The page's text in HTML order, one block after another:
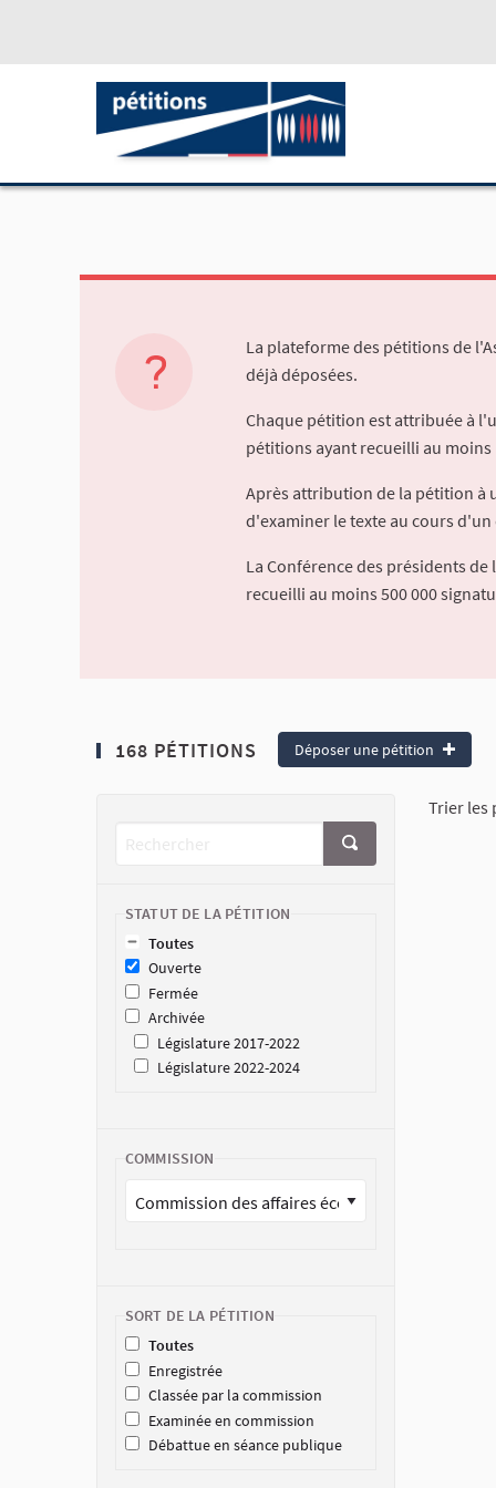
La plateforme des pétitions de
déjà déposées.
Chaque pétition est attribuée à
pétitions ayant recueilli au
Après attribution de la pétition à
d'examiner le texte au cours
La Conférence des présidents
recueilli au moins 500 000
168 PÉTITIONS Déposer une pétition
STATUT DE LA PÉTITION
Toutes
Ouverte
Fermée
Archivée
Législature 2017-2022
Législature 2022-2024
COMMISSION
SORT DE LA PÉTITION
Toutes
Enregistrée
Classée par la commission
Examinée en commission
Débattue en séance publique
Trier les